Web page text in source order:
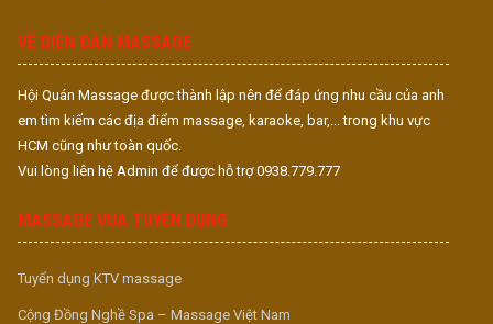
VỀ DIỄN ĐÀN MASSAGE
Hội Quán Massage được thành lập nên để đáp ứng nhu cầu của anh
em tìm kiếm các địa điểm massage, karaoke, bar,... trong khu vực
HCM cũng như toàn quốc.
Vui lòng liên hệ Admin để được hỗ trợ 0938.779.777
MASSAGE VUA TUYỂN DỤNG
Tuyển dụng KTV massage
Cộng Đồng Nghề Spa – Massage Việt Nam